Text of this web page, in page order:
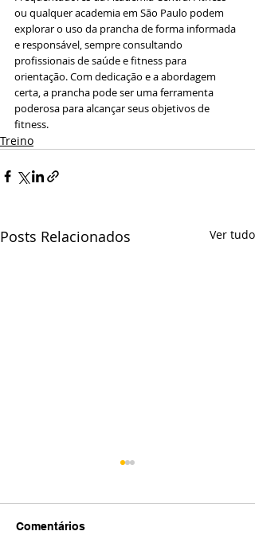
ou qualquer academia em São Paulo podem
explorar o uso da prancha de forma informada
e responsável, sempre consultando
profissionais de saúde e fitness para
orientação. Com dedicação e a abordagem
certa, a prancha pode ser uma ferramenta
poderosa para alcançar seus objetivos de
fitness.
Treino
Posts Relacionados Ver tudo
Comentários